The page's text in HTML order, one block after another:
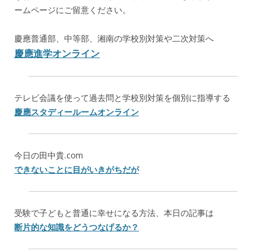
ームページにご留意ください。
慶應普通部、中等部、湘南の学校別対策や二次対策へ
慶應進学オンライン
テレビ会議を使って過去問と学校別対策を個別に指導する
慶應スタディールームオンライン
今日の田中貴.com
できないことに目がいきがちだが
受験で子どもと普通に幸せになる方法、本日の記事は
断片的な知識をどうつなげるか？